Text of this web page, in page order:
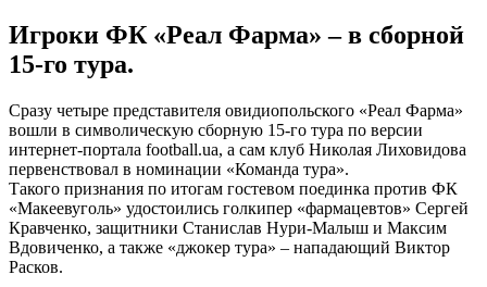
Игроки ФК «Реал Фарма» – в сборной
15-го тура.
Сразу четыре представителя овидиопольского «Реал Фарма»
вошли в символическую сборную 15-го тура по версии
интернет-портала football.ua, а сам клуб Николая Лиховидова
первенствовал в номинации «Команда тура».
Такого признания по итогам гостевом поединка против ФК
«Макеевуголь» удостоились голкипер «фармацевтов» Сергей
Кравченко, защитники Станислав Нури-Малыш и Максим
Вдовиченко, а также «джокер тура» – нападающий Виктор
Расков.